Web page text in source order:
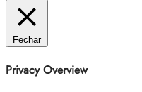
Fechar
Privacy Overview